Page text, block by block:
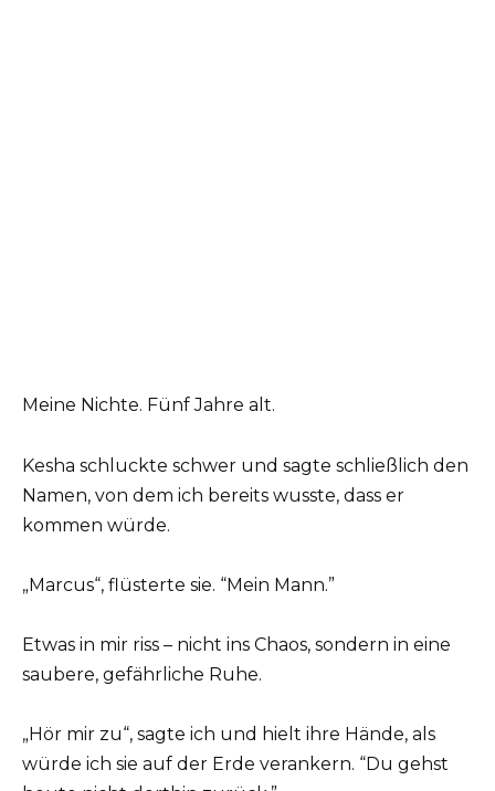
Meine Nichte. Fünf Jahre alt.
Kesha schluckte schwer und sagte schließlich den
Namen, von dem ich bereits wusste, dass er
kommen würde.
„Marcus“, flüsterte sie. “Mein Mann.”
Etwas in mir riss – nicht ins Chaos, sondern in eine
saubere, gefährliche Ruhe.
„Hör mir zu“, sagte ich und hielt ihre Hände, als
würde ich sie auf der Erde verankern. “Du gehst